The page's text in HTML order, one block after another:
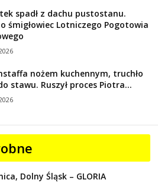
spadł z dachu pustostanu.
śmigłowiec Lotniczego Pogotowia
nożem kuchennym, truchło
stawu. Ruszył proces Piotra...
Dolny Śląsk – GLORIA